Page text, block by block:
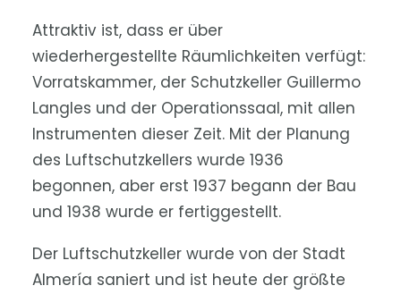
Attraktiv ist, dass er über
wiederhergestellte Räumlichkeiten verfügt:
Vorratskammer, der Schutzkeller Guillermo
Langles und der Operationssaal, mit allen
Instrumenten dieser Zeit. Mit der Planung
des Luftschutzkellers wurde 1936
begonnen, aber erst 1937 begann der Bau
und 1938 wurde er fertiggestellt.
Der Luftschutzkeller wurde von der Stadt
Almería saniert und ist heute der größte